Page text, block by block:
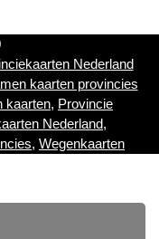
Nederland
kaarten provincies
kaarten, Provincie
Nederland,
, Wegenkaarten